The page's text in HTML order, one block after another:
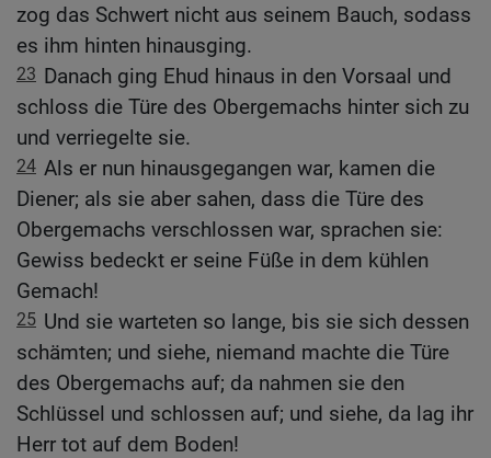
zog das Schwert nicht aus seinem Bauch, sodass
es ihm hinten hinausging.
23 Danach ging Ehud hinaus in den Vorsaal und
schloss die Türe des Obergemachs hinter sich zu
und verriegelte sie.
24 Als er nun hinausgegangen war, kamen die
Diener; als sie aber sahen, dass die Türe des
Obergemachs verschlossen war, sprachen sie:
Gewiss bedeckt er seine Füße in dem kühlen
Gemach!
25 Und sie warteten so lange, bis sie sich dessen
schämten; und siehe, niemand machte die Türe
des Obergemachs auf; da nahmen sie den
Schlüssel und schlossen auf; und siehe, da lag ihr
Herr tot auf dem Boden!